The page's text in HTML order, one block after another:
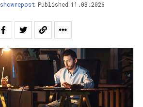
showrepost Published 11.03.2026